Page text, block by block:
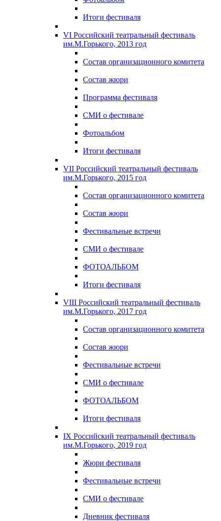
Итоги фестиваля
VI Российский театральный фестиваль
им.М.Горького, 2013 год
Состав организационного комитета
Состав жюри
Программа фестиваля
СМИ о фестивале
Фотоальбом
Итоги фестиваля
VII Российский театральный фестиваль
им.М.Горького, 2015 год
Состав организационного комитета
Состав жюри
Фестивальные встречи
СМИ о фестивале
ФОТОАЛЬБОМ
Итоги фестиваля
VIII Российский театральный фестиваль
им.М.Горького, 2017 год
Состав организационного комитета
Состав жюри
Фестивальные встречи
СМИ о фестивале
ФОТОАЛЬБОМ
Итоги фестиваля
IX Российский театральный фестиваль
им.М.Горького, 2019 год
Жюри фестиваля
Фестивальные встречи
СМИ о фестивале
Дневник фестиваля